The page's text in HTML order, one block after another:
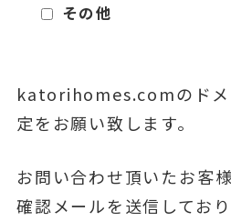
その他
katorihomes.comのドメ
定をお願い致します。
お問い合わせ頂いたお客
確認メールを送信しており